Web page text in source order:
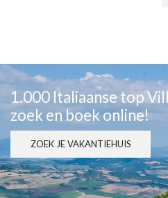
1.000 Italiaanse top
zoek en boek online!
ZOEK JE VAKANTIEHUIS